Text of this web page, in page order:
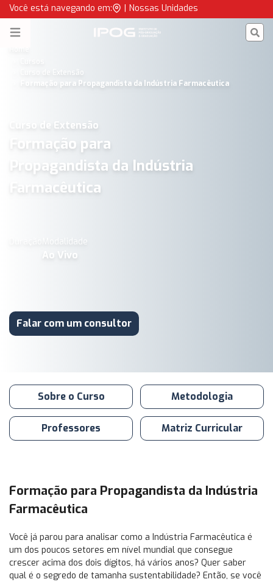
Você está navegando em: | Nossas Unidades
Open menu IPOG
Curso de Extensão
Formação para Propagandista da Indústria Farmacêutica
Curso de Extensão
Formação para
Propagandista da Indústria
Farmacêutica
Modalidade
Ao Vivo
Falar com um consultor
Sobre o Curso Metodologia
Professores Matriz Curricular
Formação para Propagandista da Indústria
Farmacêutica
Você já parou para analisar como a Indústria Farmacêutica é
um dos poucos setores em nível mundial que consegue
crescer acima dos dois dígitos, há vários anos? Quer saber
qual é o segredo de tamanha sustentabilidade? Então, se você
Formação para Propagandista da Indústria Farmacêutica |